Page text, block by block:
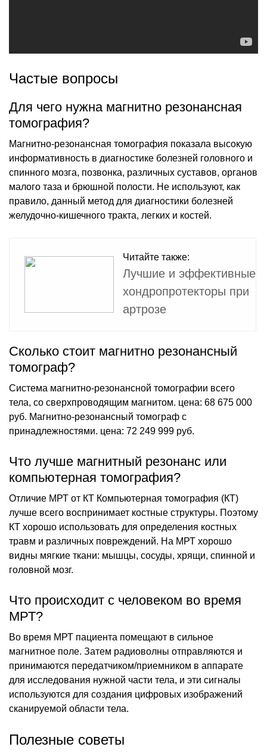
Частые вопросы
Для чего нужна магнитно резонансная
томография?
Магнитно-резонансная томография показала высокую
информативность в диагностике болезней головного и
спинного мозга, позвонка, различных суставов, органов
малого таза и брюшной полости. Не используют, как
правило, данный метод для диагностики болезней
желудочно-кишечного тракта, легких и костей.
Читайте также:
Лучшие и эффективные
хондропротекторы при
артрозе
Сколько стоит магнитно резонансный
томограф?
Система магнитно-резонансной томографии всего
тела, со сверхпроводящим магнитом. цена: 68 675 000
руб. Магнитно-резонансный томограф с
принадлежностями. цена: 72 249 999 руб.
Что лучше магнитный резонанс или
компьютерная томография?
Отличие МРТ от КТ Компьютерная томография (КТ)
лучше всего воспринимает костные структуры. Поэтому
КТ хорошо использовать для определения костных
травм и различных повреждений. На МРТ хорошо
видны мягкие ткани: мышцы, сосуды, хрящи, спинной и
головной мозг.
Что происходит с человеком во время
МРТ?
Во время МРТ пациента помещают в сильное
магнитное поле. Затем радиоволны отправляются и
принимаются передатчиком/приемником в аппарате
для исследования нужной части тела, и эти сигналы
используются для создания цифровых изображений
сканируемой области тела.
Полезные советы